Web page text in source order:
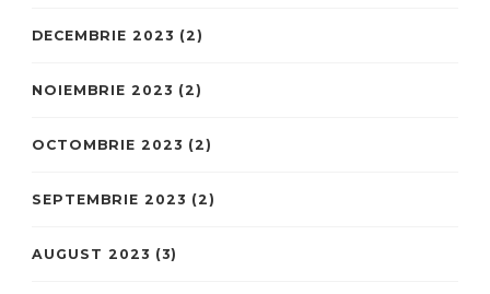
DECEMBRIE 2023 (2)
NOIEMBRIE 2023 (2)
OCTOMBRIE 2023 (2)
SEPTEMBRIE 2023 (2)
AUGUST 2023 (3)